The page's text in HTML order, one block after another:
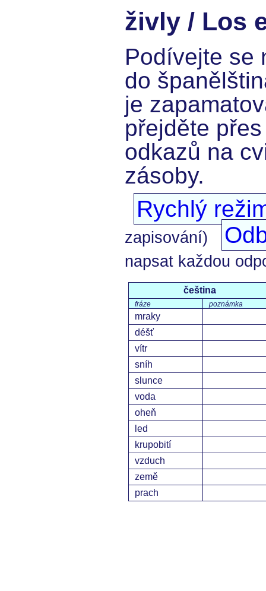
živly / Los
Podívejte se
do
je
přejděte
odkazů na
zásoby.
Rychlý
zapisování)
napsat každou
čeština
fráze poznámka
mraky
déšť
vítr
sníh
slunce
voda
oheň
led
krupobití
vzduch
země
prach